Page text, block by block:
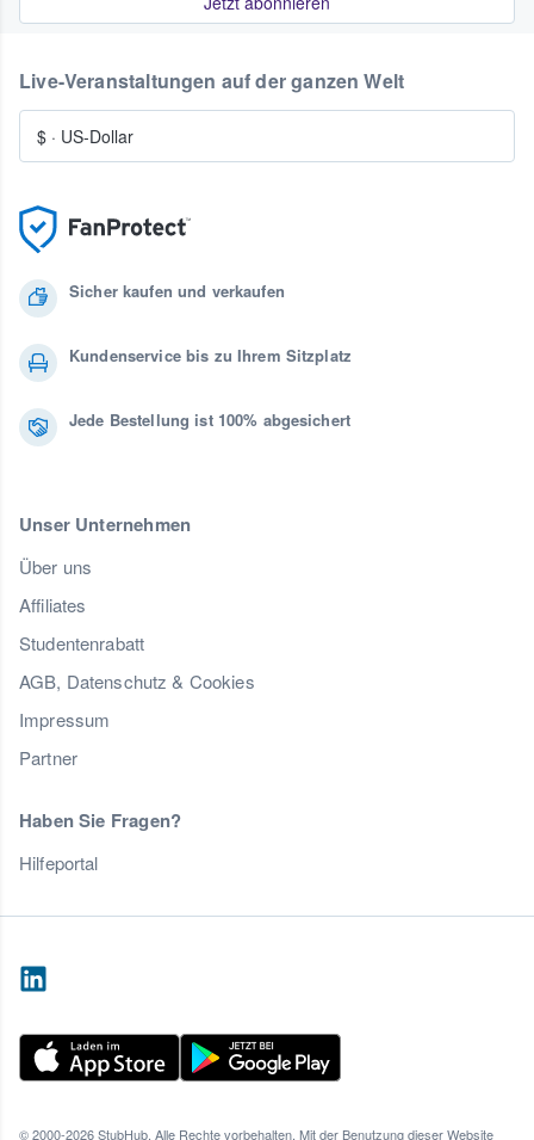
Sicher kaufen und verkaufen
Kundenservice bis zu Ihrem Sitzplatz
Jede Bestellung ist 100% abgesichert
Unser Unternehmen
Über uns
Affiliates
Studentenrabatt
AGB, Datenschutz & Cookies
Impressum
Partner
Haben Sie Fragen?
Hilfeportal
Live-Veranstaltungen auf der ganzen Welt
$ · US-Dollar
© 2000-2026 StubHub. Alle Rechte vorbehalten. Mit der Benutzung dieser Website